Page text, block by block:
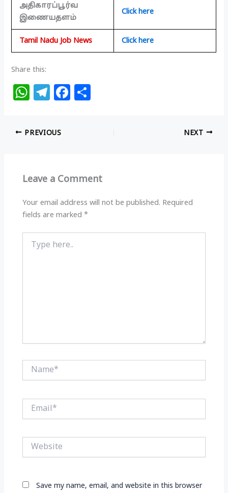
அதிகாரப்பூர்வ
இணையதளம்
Click here
Tamil Nadu Job News Click here
Share this:
W
at
s
p
T
e
g
m
F
o
k
PREVIOUS NEXT
Leave a Comment
Your email address will not be published. Required
fields are marked*
here..
Name*
Email*
Website
Save my name, email, and website in this browser